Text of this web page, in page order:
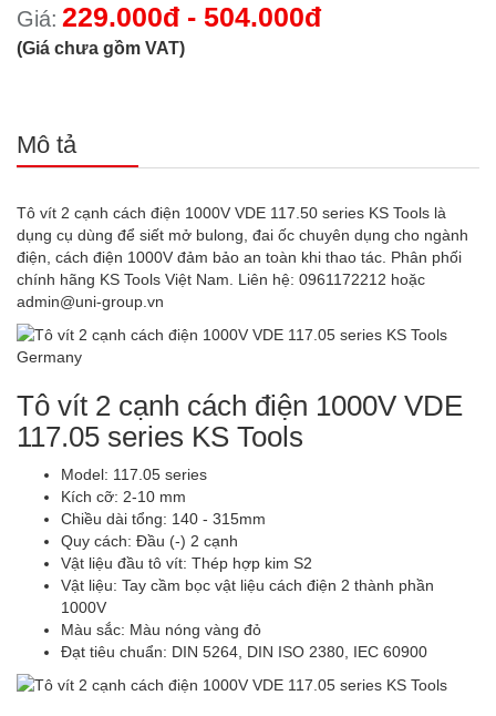
Giá: 229.000đ - 504.000đ
(Giá chưa gồm VAT)
Mô tả
Tô vít 2 cạnh cách điện 1000V VDE 117.50 series KS Tools là
dụng cụ dùng để siết mở bulong, đai ốc chuyên dụng cho ngành
điện, cách điện 1000V đảm bảo an toàn khi thao tác. Phân phối
chính hãng KS Tools Việt Nam. Liên hệ: 0961172212 hoặc
admin@uni-group.vn
Tô vít 2 cạnh cách điện 1000V VDE
117.05 series KS Tools
Model: 117.05 series
Kích cỡ: 2-10 mm
Chiều dài tổng: 140 - 315mm
Quy cách: Đầu (-) 2 cạnh
Vật liệu đầu tô vít: Thép hợp kim S2
Vật liệu: Tay cầm bọc vật liệu cách điện 2 thành phần
1000V
Màu sắc: Màu nóng vàng đỏ
Đạt tiêu chuẩn: DIN 5264, DIN ISO 2380, IEC 60900